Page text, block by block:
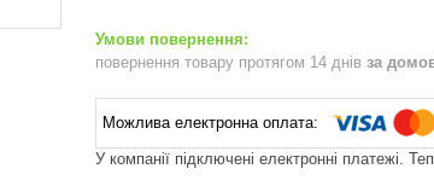
повернення товару протягом 14 днів за
У компанії підключені електронні платежі.